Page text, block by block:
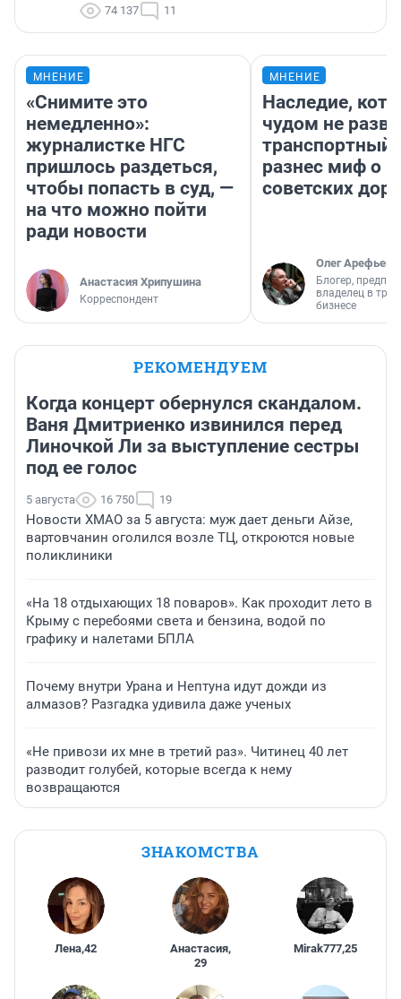
74 137 11
МНЕНИЕ
«Снимите это
немедленно»:
журналистке НГС
пришлось раздеться,
чтобы попасть в суд, —
на что можно пойти
ради новости
Анастасия Хрипушина
Корреспондент
МНЕНИЕ
Наследие,
чудом не
транспортный
разнес миф о
советских
Олег Арефьев
Блогер,
владелец в
бизнесе
РЕКОМЕНДУЕМ
Когда концерт обернулся скандалом.
Ваня Дмитриенко извинился перед
Линочкой Ли за выступление сестры
под ее голос
5 августа 16 750 19
Новости ХМАО за 5 августа: муж дает деньги Айзе,
вартовчанин оголился возле ТЦ, откроются новые
поликлиники
«На 18 отдыхающих 18 поваров». Как проходит лето в
Крыму с перебоями света и бензина, водой по
графику и налетами БПЛА
Почему внутри Урана и Нептуна идут дожди из
алмазов? Разгадка удивила даже ученых
«Не привози их мне в третий раз». Читинец 40 лет
разводит голубей, которые всегда к нему
возвращаются
ЗНАКОМСТВА
Лена,42 Анастасия,
29
Mirak777,25